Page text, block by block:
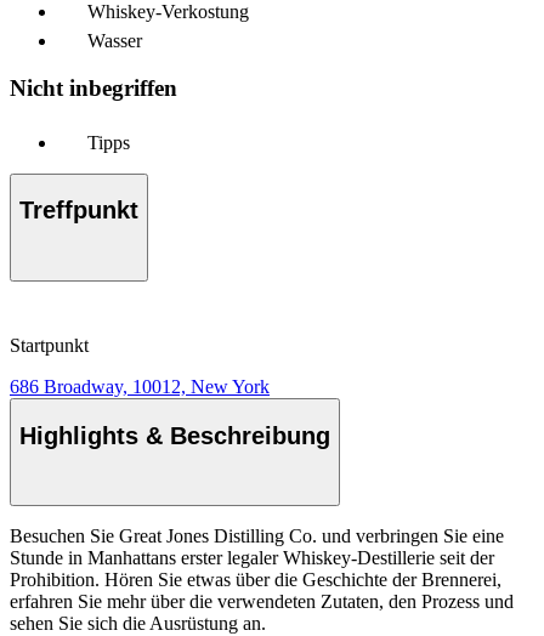
Whiskey-Verkostung
Wasser
Nicht inbegriffen
Tipps
Treffpunkt
Startpunkt
686 Broadway, 10012, New York
Highlights & Beschreibung
Besuchen Sie Great Jones Distilling Co. und verbringen Sie eine
Stunde in Manhattans erster legaler Whiskey-Destillerie seit der
Prohibition. Hören Sie etwas über die Geschichte der Brennerei,
erfahren Sie mehr über die verwendeten Zutaten, den Prozess und
sehen Sie sich die Ausrüstung an.